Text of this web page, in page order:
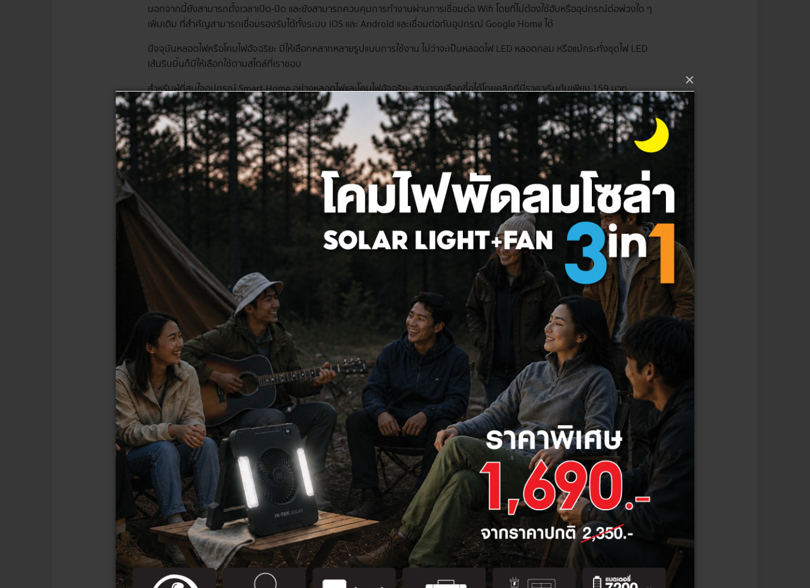
×
นอกจากนี้ยังสามารถตั้งเวลาเปิด-ปิด และยังสามารถควบคุมการทำงานผ่านการเชื่อมต่อ Wifi โดยที่ไม่ต้องใช้ฮับหรืออุปกรณ์ต่อพ่วงใด ๆ
เพิ่มเติม ที่สำคัญสามารถเชื่อมรองรับได้ทั้งระบบ iOS และ Android และเชื่อมต่อกับอุปกรณ์ Google Home ได้
ปัจจุบันหลอดไฟหรือโคมไฟอัจฉริยะ มีให้เลือกหลากหลายรูปแบบการใช้งาน ไม่ว่าจะเป็นหลอดไฟ LED หลอดกลม หรือแม้กระทั่งชุดไฟ LED
เส้นริบบิ้นก็มีให้เลือกใช้ตามสไตล์ที่เราชอบ
สำหรับผู้ที่สนใจอุปกรณ์ Smart Home อย่างหลอดไฟและโคมไฟอัจฉริยะสามารถเลือกซื้อได้โดยคลิกที่นี่ราคาเริ่มต้นเพียง 159 บาท
ปลั๊กไฟอัจฉริยะ เปิดปิดได้ แม้ไม่อยู่บ้าน
อุปกรณ์ Smart Home อีกชนิดที่อยากจะแนะนำคือปลั๊กไฟอัจฉริยะ ซึ่งเป็นอุปกรณ์ที่แค่เสียบปลั๊ก เราก็สามารถเปิดปิดอุปกรณ์เครื่องใช้
ไฟฟ้าได้ตามที่ต้องการ
การมีปลั๊กไฟอัจฉริยะนั้นทำให้ชีวิตเราสะดวกสบายและจัดการทุกอย่างได้อย่างรวดเร็วยิ่งขึ้น โดยเฉพาะในชีวิตที่เร่งรีบในเมือง โดยเราสามารถ
เปลี่ยนอุปกรณ์เครื่องใช้ไฟฟ้าภายในบ้านทุกชิ้นที่ต้องเสียบปลั๊กก่อนการใช้งานให้สามารถทำงานได้ตามเวลาที่เราต้องการ เช่น สามารถหุง
ข้าวด้วยหม้อหุงข้าวไฟฟ้า โดยกะเวลาให้สุกพอดีกับเวลาที่เราถึงบ้าน การตั้งเวลาเครื่องซักผ้าให้ทำงานในช่วงที่เรานอนหลับพักผ่อน หรือการ
ควบคุมเวลาดูโทรทัศน์หรือใช้คอมพิวเตอร์ของเด็ก ๆ ได้
ที่สำคัญ อุปกรณ์ Smart Home อย่างปลั๊กไฟอัจฉริยะยังช่วยในเรื่องของความปลอดภัยภายในบ้าน โดยสามารถตัดการจ่ายไฟ ในกรณีที่เรา
ลืมถอดปลั๊ก ไม่ว่าจะเป็นกาต้มน้ำ พัดลม เตารีด หรืออุปกรณ์อื่น ๆ ก็ตาม